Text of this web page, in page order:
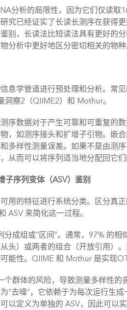
分析的局限性，因为它们仅读
究已经证实了长读长测序在获得
别，长读法比短读法具有更好的
分析中更好地区分密切相关的物种
息学管道进行预处理和分析。常
察2（QIIME2）和 Mothur。
序数据对于产生可靠和可重复的
，如测序接头和扩增子引物。嵌
多样性测量误差。如果不是由测
从而可以将序列适当地分配回它们
序列变体（ASV）鉴别
用的特征进行系统分类。区分真
ASV 来简化这一过程。
成组或“区间”。通常，97% 的
从头）或两者的组合（开放引用
能性。QIIME 和 Mothur 是实现
群体的风险，导致测量多样性
“去噪”，它依赖于为每次运行生
以定义为单独的 ASV，因此可以